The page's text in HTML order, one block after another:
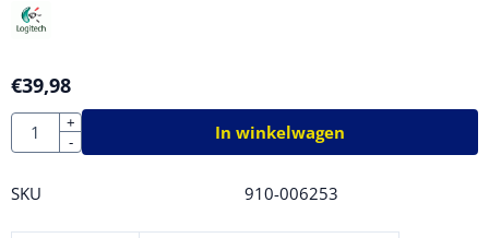
€39,98
Aantal
+
-
In winkelwagen
SKU 910-006253